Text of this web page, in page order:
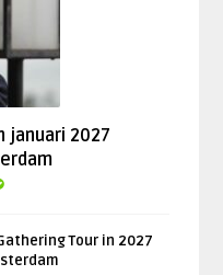
januari 2027
Tour in 2027